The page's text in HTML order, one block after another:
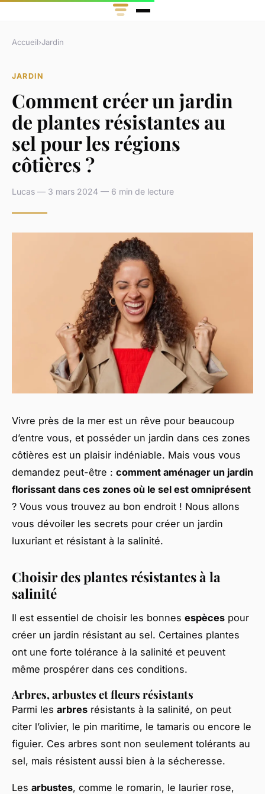
Accueil›Jardin
JARDIN
Comment créer un jardin
de plantes résistantes au
sel pour les régions
côtières ?
Lucas — 3 mars 2024 — 6 min de lecture
Vivre près de la mer est un rêve pour beaucoup
d’entre vous, et posséder un jardin dans ces zones
côtières est un plaisir indéniable. Mais vous vous
demandez peut-être : comment aménager un jardin
florissant dans ces zones où le sel est omniprésent
? Vous vous trouvez au bon endroit ! Nous allons
vous dévoiler les secrets pour créer un jardin
luxuriant et résistant à la salinité.
Choisir des plantes résistantes à la
salinité
Il est essentiel de choisir les bonnes espèces pour
créer un jardin résistant au sel. Certaines plantes
ont une forte tolérance à la salinité et peuvent
même prospérer dans ces conditions.
Arbres, arbustes et fleurs résistants
Parmi les arbres résistants à la salinité, on peut
citer l’olivier, le pin maritime, le tamaris ou encore le
figuier. Ces arbres sont non seulement tolérants au
sel, mais résistent aussi bien à la sécheresse.
Les arbustes, comme le romarin, le laurier rose,